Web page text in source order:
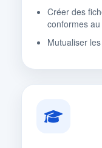
Créer des
conformes
Mutualiser